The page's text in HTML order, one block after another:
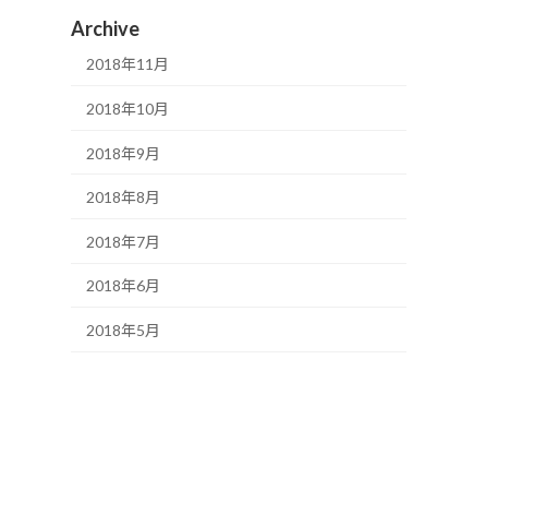
Archive
2018年11月
2018年10月
2018年9月
2018年8月
2018年7月
2018年6月
2018年5月